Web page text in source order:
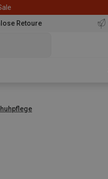
Retoure